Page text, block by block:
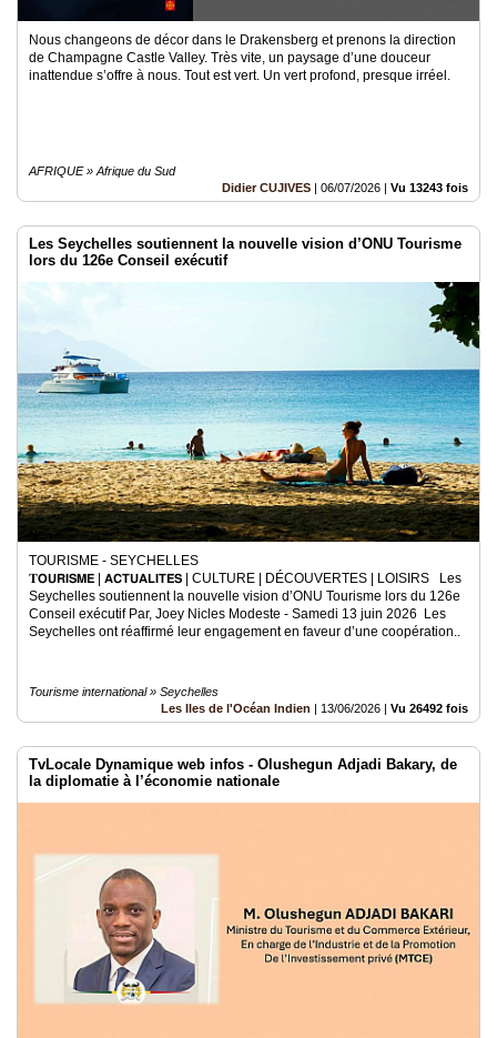
annuaire
Accès
Nous changeons de décor dans le Drakensberg et prenons la direction
de Champagne Castle Valley. Très vite, un paysage d’une douceur
inattendue s’offre à nous. Tout est vert. Un vert profond, presque irréel.
AFRIQUE » Afrique du Sud
Didier CUJIVES | 06/07/2026 | Vu 13243 fois
Les Seychelles soutiennent la nouvelle vision d’ONU Tourisme
lors du 126e Conseil exécutif
TOURISME - SEYCHELLES
𝐓𝗢𝗨𝗥𝗜𝗦𝗠𝗘 | 𝗔𝗖𝗧𝗨𝗔𝗟𝗜𝗧𝗘́𝗦 | CULTURE | DÉCOUVERTES | LOISIRS Les
Seychelles soutiennent la nouvelle vision d’ONU Tourisme lors du 126e
Conseil exécutif Par, Joey Nicles Modeste - Samedi 13 juin 2026 Les
Seychelles ont réaffirmé leur engagement en faveur d’une coopération..
Tourisme international » Seychelles
Les Iles de l'Océan Indien | 13/06/2026 | Vu 26492 fois
TvLocale Dynamique web infos - Olushegun Adjadi Bakary, de
la diplomatie à l’économie nationale